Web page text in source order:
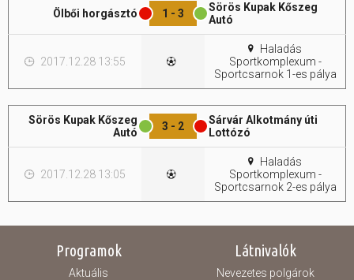
Ölbői horgásztó 1 - 3
Sörös Kupak Kőszeg
Autó
2017.12.28 13:55
Haladás
Sportkomplexum -
Sportcsarnok 1-es pálya
Sörös Kupak Kőszeg
Autó
3 - 2
Sárvár Alkotmány úti
Lottózó
2017.12.28 13:05
Haladás
Sportkomplexum -
Sportcsarnok 2-es pálya
Programok
Aktuális
Látnivalók
Nevezetes polgárok